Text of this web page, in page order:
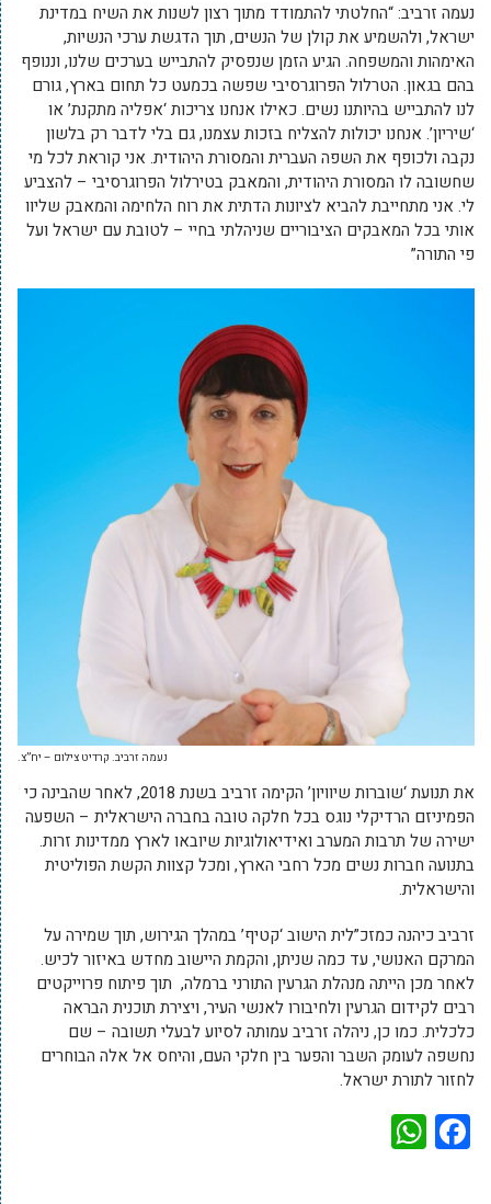
נעמה זרביב: “החלטתי להתמודד מתוך רצון לשנות את השיח במדינת
ישראל, ולהשמיע את קולן של הנשים, תוך הדגשת ערכי הנשיות,
האימהות והמשפחה. הגיע הזמן שנפסיק להתבייש בערכים שלנו, וננופף
בהם בגאון. הטרלול הפרוגרסיבי שפשה בכמעט כל תחום בארץ, גורם
לנו להתבייש בהיותנו נשים. כאילו אנחנו צריכות ‘אפליה מתקנת’ או
‘שיריון’. אנחנו יכולות להצליח בזכות עצמנו, גם בלי לדבר רק בלשון
נקבה ולכופף את השפה העברית והמסורת היהודית. אני קוראת לכל מי
שחשובה לו המסורת היהודית, והמאבק בטירלול הפרוגרסיבי – להצביע
לי. אני מתחייבת להביא לציונות הדתית את רוח הלחימה והמאבק שליוו
אותי בכל המאבקים הציבוריים שניהלתי בחיי – לטובת עם ישראל ועל
פי התורה”
נעמה זרביב. קרדיט צילום – יח”צ.
את תנועת ‘שוברות שיוויון’ הקימה זרביב בשנת 2018, לאחר שהבינה כי
הפמיניזם הרדיקלי נוגס בכל חלקה טובה בחברה הישראלית – השפעה
ישירה של תרבות המערב ואידיאולוגיות שיובאו לארץ ממדינות זרות.
בתנועה חברות נשים מכל רחבי הארץ, ומכל קצוות הקשת הפוליטית
והישראלית.
זרביב כיהנה כמזכ”לית הישוב ‘קטיף’ במהלך הגירוש, תוך שמירה על
המרקם האנושי, עד כמה שניתן, והקמת היישוב מחדש באיזור לכיש.
לאחר מכן הייתה מנהלת הגרעין התורני ברמלה, תוך פיתוח פרוייקטים
רבים לקידום הגרעין ולחיבורו לאנשי העיר, ויצירת תוכנית הבראה
כלכלית. כמו כן, ניהלה זרביב עמותה לסיוע לבעלי תשובה – שם
נחשפה לעומק השבר והפער בין חלקי העם, והיחס אל אלה הבוחרים
לחזור לתורת ישראל.
Facebook